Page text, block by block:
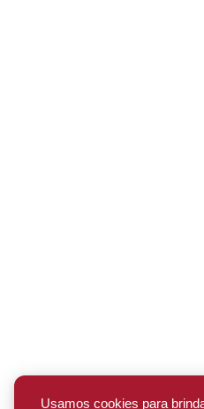
Usamos cookies para